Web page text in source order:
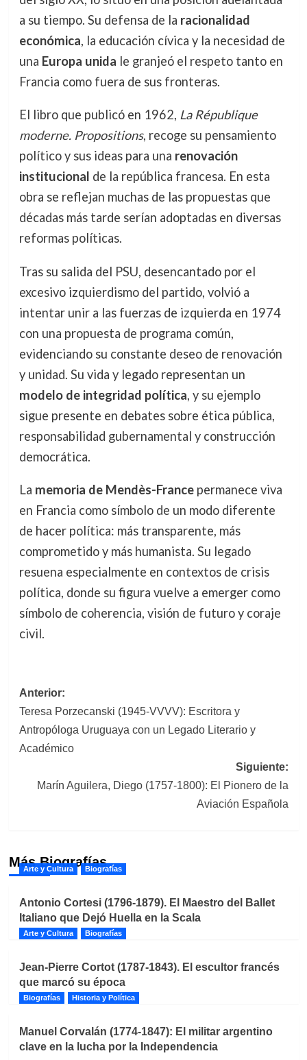
a su tiempo. Su defensa de la racionalidad
económica, la educación cívica y la necesidad de
una Europa unida le granjeó el respeto tanto en
Francia como fuera de sus fronteras.
El libro que publicó en 1962, La République
moderne. Propositions, recoge su pensamiento
político y sus ideas para una renovación
institucional de la república francesa. En esta
obra se reflejan muchas de las propuestas que
décadas más tarde serían adoptadas en diversas
reformas políticas.
Tras su salida del PSU, desencantado por el
excesivo izquierdismo del partido, volvió a
intentar unir a las fuerzas de izquierda en 1974
con una propuesta de programa común,
evidenciando su constante deseo de renovación
y unidad. Su vida y legado representan un
modelo de integridad política, y su ejemplo
sigue presente en debates sobre ética pública,
responsabilidad gubernamental y construcción
democrática.
La memoria de Mendès-Francepermanece viva
en Francia como símbolo de un modo diferente
de hacer política: más transparente, más
comprometido y más humanista. Su legado
resuena especialmente en contextos de crisis
política, donde su figura vuelve a emerger como
símbolo de coherencia, visión de futuro y coraje
civil.
Navegación
de
entradas
Anterior:
Teresa Porzecanski (1945-VVVV): Escritora y
Antropóloga Uruguaya con un Legado Literario y
Académico
Siguiente:
Marín Aguilera, Diego (1757-1800): El Pionero de la
Aviación Española
Más Biografías
Arte y Cultura Biografías
Antonio Cortesi (1796-1879). El Maestro del Ballet
Italiano que Dejó Huella en la Scala
Arte y Cultura Biografías
Jean-Pierre Cortot (1787-1843). El escultor francés
que marcó su época
Biografías Historia y Política
Manuel Corvalán (1774-1847): El militar argentino
clave en la lucha por la Independencia